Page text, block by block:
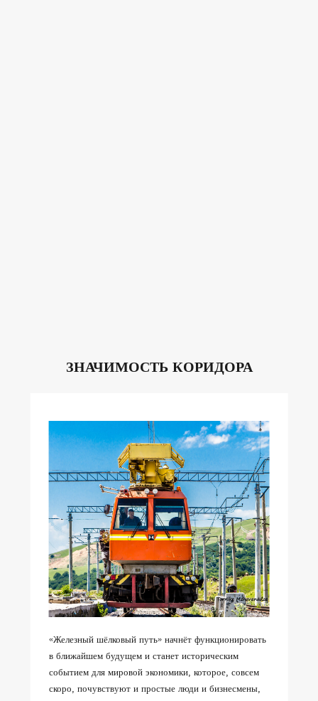
ЗНАЧИМОСТЬ КОРИДОРА
«Железный шёлковый путь» начнёт функционировать
в ближайшем будущем и станет историческим
событием для мировой экономики, которое, совсем
скоро, почувствуют и простые люди и бизнесмены,